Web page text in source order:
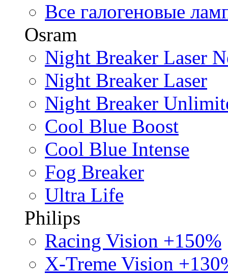
Все галогеновые
Osram
Night Breaker Laser
Night Breaker Laser
Night Breaker
Cool Blue Boost
Cool Blue Intense
Fog Breaker
Ultra Life
Philips
Racing Vision +150%
X-Treme Vision